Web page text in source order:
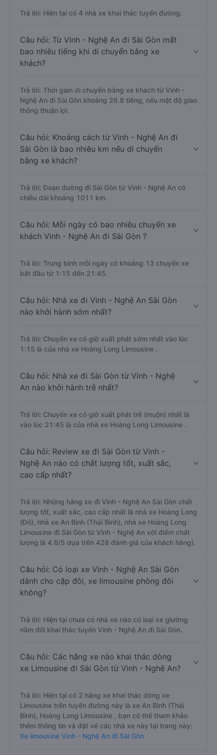
Trả lời: Hiện tại có 4 nhà xe khai thác tuyến đường.
Câu hỏi: Từ Vinh - Nghệ An đi Sài Gòn mất
bao nhiêu tiếng khi di chuyển bằng xe
khách?
Trả lời: Thời gian di chuyển bằng xe khách từ Vinh -
Nghệ An đi Sài Gòn khoảng 26.8 tiếng, nếu mật độ giao
thông thuận lợi.
Câu hỏi: Khoảng cách từ Vinh - Nghệ An đi
Sài Gòn là bao nhiêu km nếu di chuyển
bằng xe khách?
Trả lời: Đoạn đường đi Sài Gòn từ Vinh - Nghệ An có
chiều dài khoảng 1011 km.
Câu hỏi: Mỗi ngày có bao nhiêu chuyến xe
khách Vinh - Nghệ An đi Sài Gòn ?
Trả lời: Trung bình mỗi ngày có khoảng 13 chuyến xe
bắt đầu từ 1:15 đến 21:45.
Câu hỏi: Nhà xe đi Vinh - Nghệ An Sài Gòn
nào khởi hành sớm nhất?
Trả lời: Chuyến xe có giờ xuất phát sớm nhất vào lúc
1:15 là của nhà xe Hoàng Long Limousine .
Câu hỏi: Nhà xe đi Sài Gòn từ Vinh - Nghệ
An nào khởi hành trễ nhất?
Trả lời: Chuyến xe có giờ xuất phát trễ (muộn) nhất là
vào lúc 21:45 là của nhà xe Hoàng Long Limousine .
Câu hỏi: Review xe đi Sài Gòn từ Vinh -
Nghệ An nào có chất lượng tốt, xuất sắc,
cao cấp nhất?
Trả lời: Những hãng xe đi Vinh - Nghệ An Sài Gòn chất
lượng tốt, xuất sắc, cao cấp nhất là nhà xe Hoàng Long
(Đỏ), nhà xe An Bình (Thái Bình), nhà xe Hoàng Long
Limousine đi Sài Gòn từ Vinh - Nghệ An với điểm chất
lượng là 4.6/5 dựa trên 428 đánh giá của khách hàng).
Câu hỏi: Có loại xe Vinh - Nghệ An Sài Gòn
dành cho cặp đôi, xe limousine phòng đôi
không?
Trả lời: Hiện tại chưa có nhà xe nào có loại xe giường
nằm đôi khai thác tuyến Vinh - Nghệ An đi Sài Gòn.
Câu hỏi: Các hãng xe nào khai thác dòng
xe Limousine đi Sài Gòn từ Vinh - Nghệ An?
Trả lời: Hiện tại có 2 hãng xe khai thác dòng xe
Limousine trên tuyến đường này là xe An Bình (Thái
Bình), Hoàng Long Limousine , bạn có thể tham khảo
thêm thông tin và đặt vé các nhà xe này tại trang này:
Xe limousine Vinh - Nghệ An đi Sài Gòn